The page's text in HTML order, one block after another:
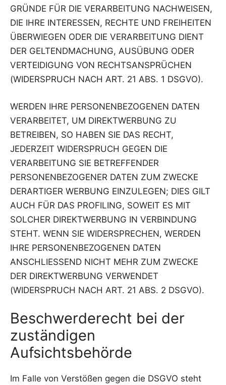
GRÜNDE FÜR DIE VERARBEITUNG NACHWEISEN,
DIE IHRE INTERESSEN, RECHTE UND FREIHEITEN
ÜBERWIEGEN ODER DIE VERARBEITUNG DIENT
DER GELTENDMACHUNG, AUSÜBUNG ODER
VERTEIDIGUNG VON RECHTSANSPRÜCHEN
(WIDERSPRUCH NACH ART. 21 ABS. 1 DSGVO).
WERDEN IHRE PERSONENBEZOGENEN DATEN
VERARBEITET, UM DIREKTWERBUNG ZU
BETREIBEN, SO HABEN SIE DAS RECHT,
JEDERZEIT WIDERSPRUCH GEGEN DIE
VERARBEITUNG SIE BETREFFENDER
PERSONENBEZOGENER DATEN ZUM ZWECKE
DERARTIGER WERBUNG EINZULEGEN; DIES GILT
AUCH FÜR DAS PROFILING, SOWEIT ES MIT
SOLCHER DIREKTWERBUNG IN VERBINDUNG
STEHT. WENN SIE WIDERSPRECHEN, WERDEN
IHRE PERSONENBEZOGENEN DATEN
ANSCHLIESSEND NICHT MEHR ZUM ZWECKE
DER DIREKTWERBUNG VERWENDET
(WIDERSPRUCH NACH ART. 21 ABS. 2 DSGVO).
Beschwerde­recht bei der
zuständigen
Aufsichtsbehörde
Im Fal­le von Ver­stö­ßen gegen die DSGVO steht